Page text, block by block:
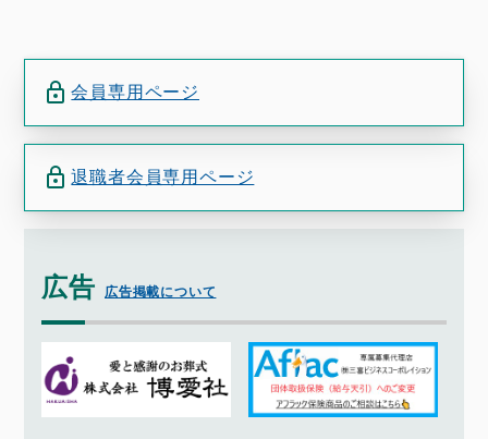
会員専用ページ
退職者会員専用ページ
広告 広告掲載について